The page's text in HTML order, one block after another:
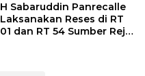
H Sabaruddin Panrecalle
Laksanakan Reses di RT
01 dan RT 54 Sumber Rejo